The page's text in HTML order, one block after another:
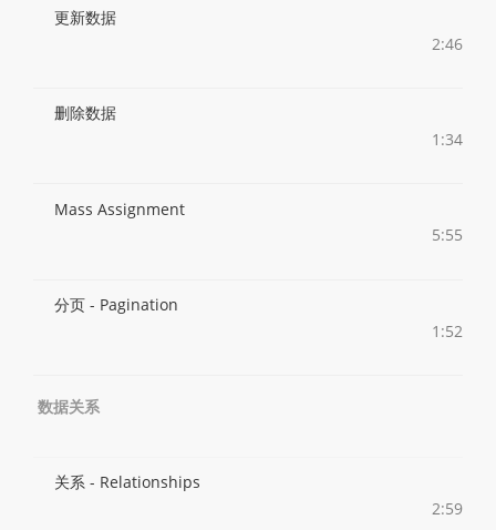
更新数据
2:46
删除数据
1:34
Mass Assignment
5:55
分页 - Pagination
1:52
数据关系
关系 - Relationships
2:59